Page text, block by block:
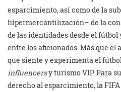
esparcimiento, así como de la
hípermercantilización– de la
de las identidades desde el
entre los aficionados. Más que el
que siente y experimenta el
influencersy turismo VIP. Para
derecho al esparcimiento, la